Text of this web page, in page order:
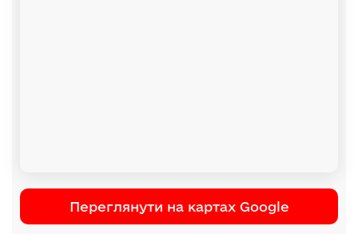
Переглянути на картах Google